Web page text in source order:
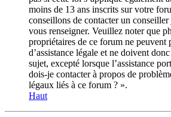
moins de 13 ans inscrits sur votre
conseillons de contacter un
vous renseigner. Veuillez noter que
propriétaires de ce forum ne peuvent
d’assistance légale et ne doivent
sujet, excepté lorsque l’assistance
dois-je contacter à propos de
légaux liés à ce forum ? ».
Haut